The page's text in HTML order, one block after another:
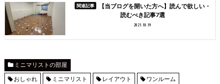
【当ブログを開いた方へ】読んで欲しい・
読むべき記事7選
2021.10.19
ミニマリストの部屋
おしゃれ
ミニマリスト レイアウト ワンルーム